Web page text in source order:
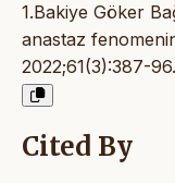
1.Bakiye Göker
anastaz
2022;61(3):387-96.
Cited By